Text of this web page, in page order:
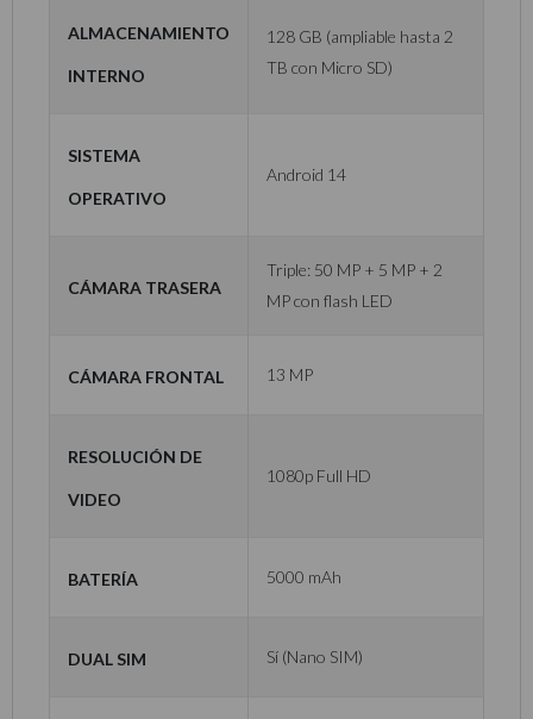
Almacenamiento
Interno
128 GB (ampliable hasta 2
TB con Micro SD)
Sistema
Operativo
Android 14
Cámara Trasera
Triple: 50 MP + 5 MP + 2
MP con flash LED
Cámara Frontal 13 MP
Resolución de
Video
1080p Full HD
Batería 5000 mAh
Dual SIM Sí (Nano SIM)